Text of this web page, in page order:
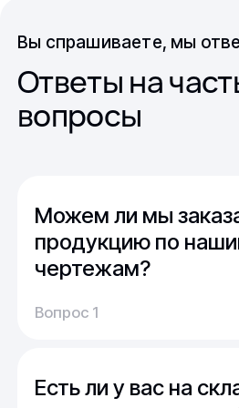
Вы спрашиваете, мы
Ответы на
вопросы
Можем ли мы
продукцию по
чертежам?
Вы можете отправить
(в т.ч. примерный) с
Мы можем изготовить для
Вопрос 1
Есть ли у вас на